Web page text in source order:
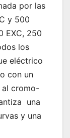
por las
y 500
EXC, 250
los
eléctrico
con un
al cromo-
una
y una